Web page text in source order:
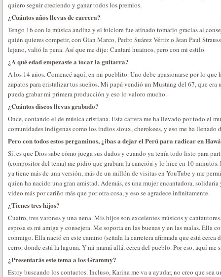
quiero seguir creciendo y ganar todos los premios.
¿Cuántos años llevas de carrera?
Tengo 16 con la música andina y el folclore fue atinado tomarlo gracias al
quién quieres competir, con Gian Marco, Pedro Suárez Vértiz o Jean Paul
lejano, valió la pena. Así que me dije: Cantaré huainos, pero con mi estilo.
¿A qué edad empezaste a tocar la guitarra?
A los 14 años. Comencé aquí, en mi pueblito. Uno debe apasionarse por lo que
zapatos para cristalizar tus sueños. Mi papá vendió un Mustang del 67, que era
pueda grabar mi primera producción y eso lo valoro mucho.
¿Cuántos discos llevas grabado?
Once, contando el de música cristiana. Esta carrera me ha llevado por todo el
comunidades indígenas como los indios sioux, cherokees, y eso me ha llenado
Pero con todos estos pergaminos, ¿ibas a dejar el Perú para radicar en
Sí, es que Dios sabe cómo juega sus dados y cuando ya tenía todo listo para
(compositor del tema) me pidió que grabara la canción y lo hice en 10
ya tiene más de una versión, más de un millón de visitas en YouTube y me
quien ha nacido una gran amistad. Además, es una mujer encantadora,
video más por cariño más que por otra cosa, y eso se agradece infinitamente.
¿Tienes tres hijos?
Cuatro, tres varones y una nena. Mis hijos son excelentes músicos y
esposa es mi amiga y consejera. Me soporta en las buenas y en las malas. Ella
conmigo. Ella nació en este camino (señala la carretera afirmada que está cerca
cerro, donde está la laguna. Y mi mamá allá, cerca del pueblo. Por eso, aquí me
¿Presentarás este tema a los Grammy?
Estoy buscando los contactos. Incluso, Karina me va a ayudar, no creo que sea